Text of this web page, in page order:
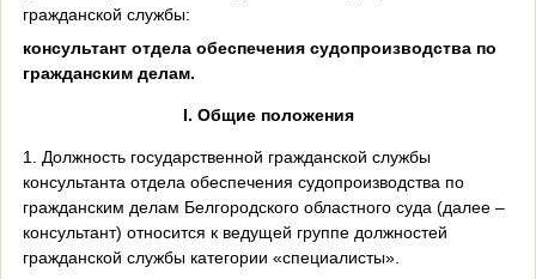
гражданской службы:
консультант отдела обеспечения судопроизводства по
гражданским делам.
I. Общие положения
1. Должность государственной гражданской службы
консультанта отдела обеспечения судопроизводства по
гражданским делам Белгородского областного суда (далее –
консультант) относится к ведущей группе должностей
гражданской службы категории «специалисты».